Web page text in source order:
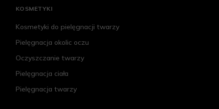
KOSMETYKI
Kosmetyki do pielęgnacji twarzy
Pielęgnacja okolic oczu
Oczyszczanie twarzy
Pielęgnacja ciała
Pielęgnacja twarzy